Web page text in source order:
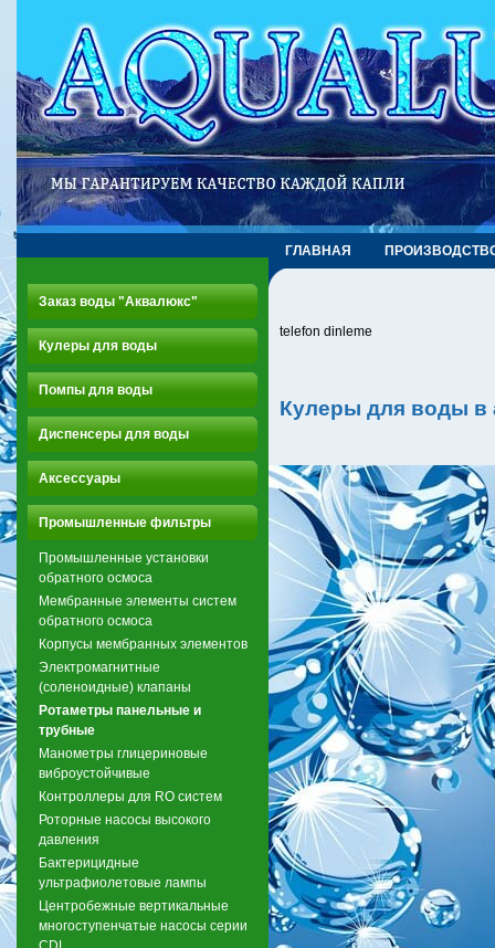
ГЛАВНАЯ
Заказ воды "Аквалюкс"
Кулеры для воды
Помпы для воды
Диспенсеры для воды
Аксессуары
Промышленные фильтры
Промышленные установки
обратного осмоса
Мембранные элементы систем
обратного осмоса
Корпусы мембранных элементов
Электромагнитные
(соленоидные) клапаны
Ротаметры панельные и
трубные
Манометры глицериновые
виброустойчивые
Контроллеры для RO систем
Роторные насосы высокого
давления
Бактерицидные
ультрафиолетовые лампы
Центробежные вертикальные
многоступенчатые насосы серии
telefon dinleme
Кулеры для воды в